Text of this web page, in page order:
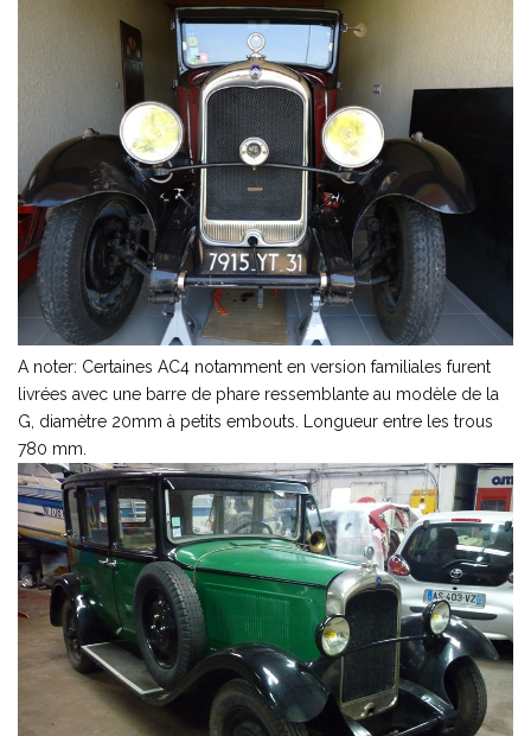
A noter: Certaines AC4 notamment en version familiales furent
livrées avec une barre de phare ressemblante au modèle de la
G, diamètre 20mm à petits embouts. Longueur entre les trous
780 mm.